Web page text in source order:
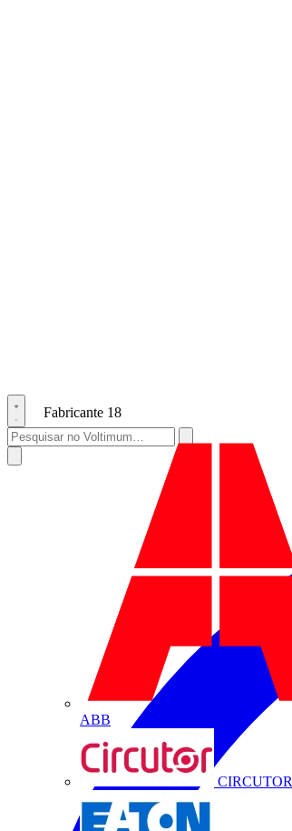
Fabricante 18
ABB
CIRCUTOR